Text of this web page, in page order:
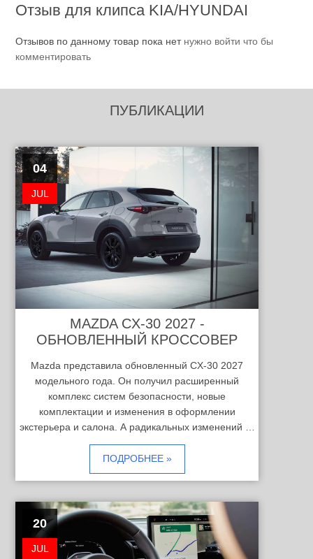
Отзыв для клипса KIA/HYUNDAI
Отзывов по данному товар пока нет нужно войти что бы
комментировать
ПУБЛИКАЦИИ
04
JUL
MAZDA CX-30 2027 -
ОБНОВЛЕННЫЙ КРОССОВЕР
Mazda представила обновленный CX-30 2027
модельного года. Он получил расширенный
комплекс систем безопасности, новые
комплектации и изменения в оформлении
экстерьера и салона. А радикальных изменений …
ПОДРОБНЕЕ »
20
JUL